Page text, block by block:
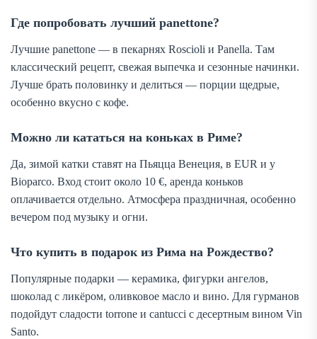
Где попробовать лучший panettone?
Лучшие panettone — в пекарнях Roscioli и Panella. Там
классический рецепт, свежая выпечка и сезонные начинки.
Лучше брать половинку и делиться — порции щедрые,
особенно вкусно с кофе.
Можно ли кататься на коньках в Риме?
Да, зимой катки ставят на Пьяцца Венеция, в EUR и у
Bioparco. Вход стоит около 10 €, аренда коньков
оплачивается отдельно. Атмосфера праздничная, особенно
вечером под музыку и огни.
Что купить в подарок из Рима на Рождество?
Популярные подарки — керамика, фигурки ангелов,
шоколад с ликёром, оливковое масло и вино. Для гурманов
подойдут сладости torrone и cantucci с десертным вином Vin
Santo.